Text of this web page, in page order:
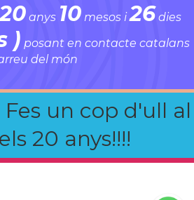
20 anys 10 mesos i26 dies
) posant en contacte catalans
del món
un cop d'ull al
20 anys!!!!